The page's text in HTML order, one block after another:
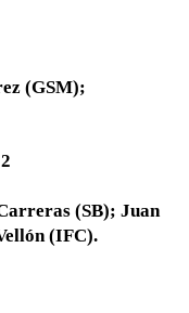
(GSM);
(SB); Juan
(IFC).